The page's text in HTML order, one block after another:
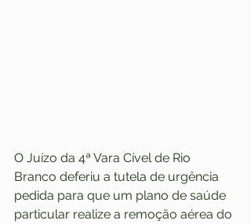
O Juízo da 4ª Vara Cível de Rio
Branco deferiu a tutela de urgência
pedida para que um plano de saúde
particular realize a remoção aérea do